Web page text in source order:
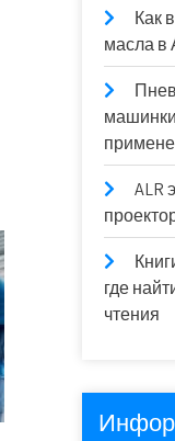
Как
масла в
ALR
где
чтения